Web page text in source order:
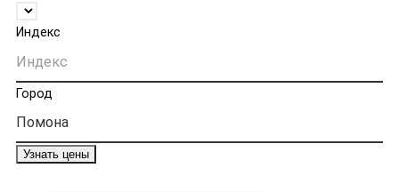
Индекс
Город
Узнать цены